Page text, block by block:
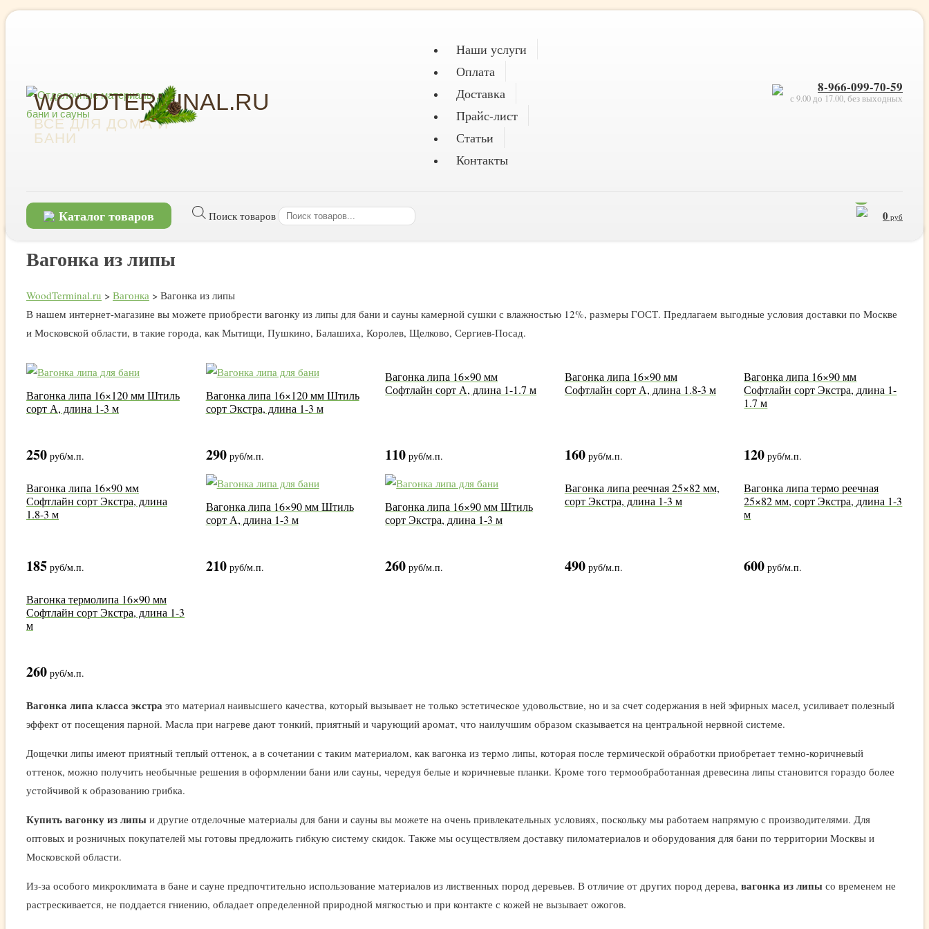
WOODTERMINAL.RU
ВСЕ ДЛЯ ДОМА И
БАНИ
Наши услуги
Оплата
Доставка
Прайс-лист
Статьи
Контакты
8-966-099-70-59
с 9.00 до 17.00, без выходных
Каталог товаров Поиск товаров 0 руб
Вагонка из липы
WoodTerminal.ru > Вагонка > Вагонка из липы
В нашем интернет-магазине вы можете приобрести вагонку из липы для бани и сауны камерной сушки с влажностью 12%, размеры ГОСТ. Предлагаем выгодные условия доставки по Москве
и Московской области, в такие города, как Мытищи, Пушкино, Балашиха, Королев, Щелково, Сергиев-Посад.
Вагонка липа 16×120 мм Штиль
сорт А, длина 1-3 м
250 руб/м.п.
Вагонка липа 16×120 мм Штиль
сорт Экстра, длина 1-3 м
290руб/м.п.
Вагонка липа 16×90 мм
Софтлайн сорт А, длина 1-1.7 м
110 руб/м.п.
Вагонка липа 16×90 мм
Софтлайн сорт А, длина 1.8-3 м
160руб/м.п.
Вагонка липа 16×90 мм
Софтлайн сорт Экстра, длина 1-
1.7 м
120 руб/м.п.
Вагонка липа 16×90 мм
Софтлайн сорт Экстра, длина
1.8-3 м
185 руб/м.п.
Вагонка липа 16×90 мм Штиль
сорт А, длина 1-3 м
210руб/м.п.
Вагонка липа 16×90 мм Штиль
сорт Экстра, длина 1-3 м
260 руб/м.п.
Вагонка липа реечная 25×82 мм,
сорт Экстра, длина 1-3 м
490руб/м.п.
Вагонка липа термо реечная
25×82 мм, сорт Экстра, длина 1-3
м
600 руб/м.п.
Вагонка термолипа 16×90 мм
Софтлайн сорт Экстра, длина 1-3
м
260 руб/м.п.
Вагонка липа класса экстра это материал наивысшего качества, который вызывает не только эстетическое удовольствие, но и за счет содержания в ней эфирных масел, усиливает полезный
эффект от посещения парной. Масла при нагреве дают тонкий, приятный и чарующий аромат, что наилучшим образом сказывается на центральной нервной системе.
Дощечки липы имеют приятный теплый оттенок, а в сочетании с таким материалом, как вагонка из термо липы, которая после термической обработки приобретает темно-коричневый
оттенок, можно получить необычные решения в оформлении бани или сауны, чередуя белые и коричневые планки. Кроме того термообработанная древесина липы становится гораздо более
устойчивой к образованию грибка.
Купить вагонку из липы и другие отделочные материалы для бани и сауны вы можете на очень привлекательных условиях, поскольку мы работаем напрямую с производителями. Для
оптовых и розничных покупателей мы готовы предложить гибкую систему скидок. Также мы осуществляем доставку пиломатериалов и оборудования для бани по территории Москвы и
Московской области.
Из-за особого микроклимата в бане и сауне предпочтительно использование материалов из лиственных пород деревьев. В отличие от других пород дерева, вагонка из липы со временем не
растрескивается, не поддается гниению, обладает определенной природной мягкостью и при контакте с кожей не вызывает ожогов.